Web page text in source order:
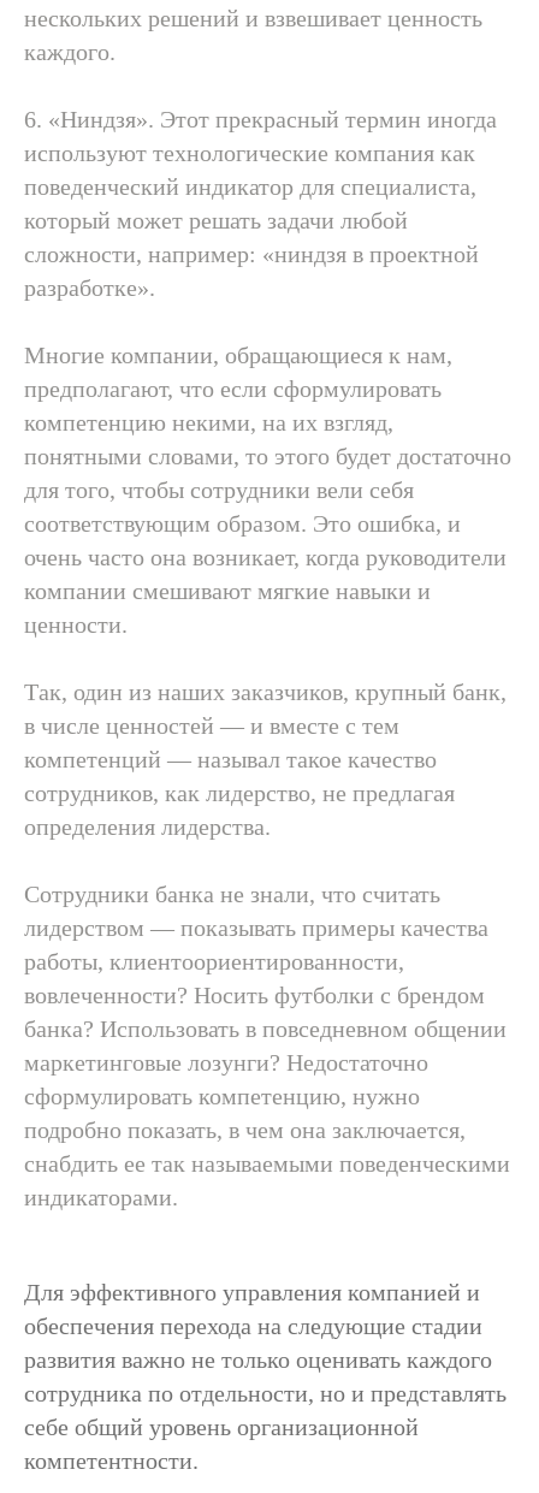
нескольких решений и взвешивает ценность
каждого.
6. «Ниндзя». Этот прекрасный термин иногда
используют технологические компания как
поведенческий индикатор для специалиста,
который может решать задачи любой
сложности, например: «ниндзя в проектной
разработке».
Многие компании, обращающиеся к нам,
предполагают, что если сформулировать
компетенцию некими, на их взгляд,
понятными словами, то этого будет достаточно
для того, чтобы сотрудники вели себя
соответствующим образом. Это ошибка, и
очень часто она возникает, когда руководители
компании смешивают мягкие навыки и
ценности.
Так, один из наших заказчиков, крупный банк,
в числе ценностей — и вместе с тем
компетенций — называл такое качество
сотрудников, как лидерство, не предлагая
определения лидерства.
Сотрудники банка не знали, что считать
лидерством — показывать примеры качества
работы, клиентоориентированности,
вовлеченности? Носить футболки с брендом
банка? Использовать в повседневном общении
маркетинговые лозунги? Недостаточно
сформулировать компетенцию, нужно
подробно показать, в чем она заключается,
снабдить ее так называемыми поведенческими
индикаторами.
Для эффективного управления компанией и
обеспечения перехода на следующие стадии
развития важно не только оценивать каждого
сотрудника по отдельности, но и представлять
себе общий уровень организационной
компетентности.